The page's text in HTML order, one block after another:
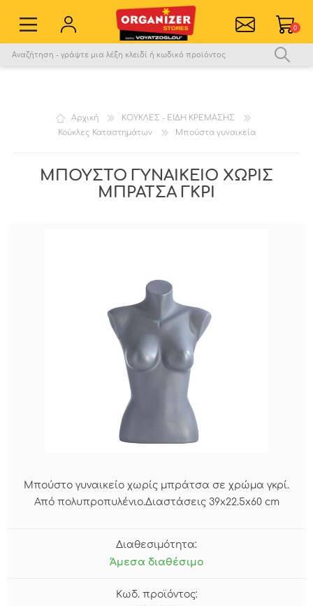
0
Αγαπημένα
Σύγκριση
Αρχική
ΚΟΥΚΛΕΣ - ΕΙΔΗ ΚΡΕΜΑΣΗΣ
Κούκλες Καταστημάτων
Μπούστα γυναικεία
ΜΠΟΥΣΤΟ ΓΥΝΑΙΚΕΙΟ ΧΩΡΙΣ
ΜΠΡΑΤΣΑ ΓΚΡΙ
Μπούστο γυναικείο χωρίς μπράτσα σε χρώμα γκρί.
Από πολυπροπυλένιο.Διαστάσεις 39x22.5x60 cm
Διαθεσιμότητα:
Άμεσα διαθέσιμο
Κωδ. προϊόντος: